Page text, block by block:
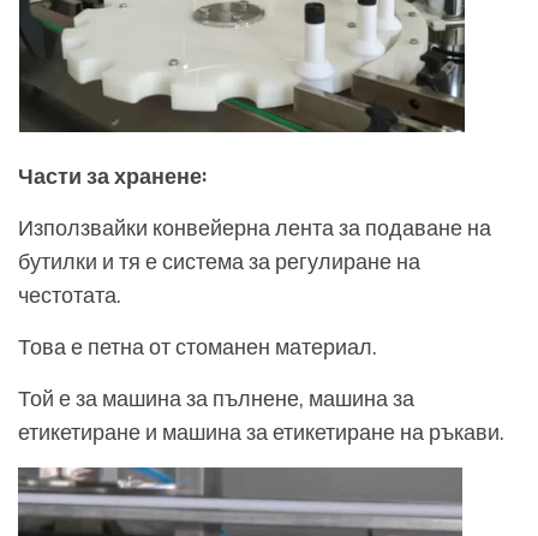
Части за хранене:
Използвайки конвейерна лента за подаване на
бутилки и тя е система за регулиране на
честотата.
Това е петна от стоманен материал.
Той е за машина за пълнене, машина за
етикетиране и машина за етикетиране на ръкави.